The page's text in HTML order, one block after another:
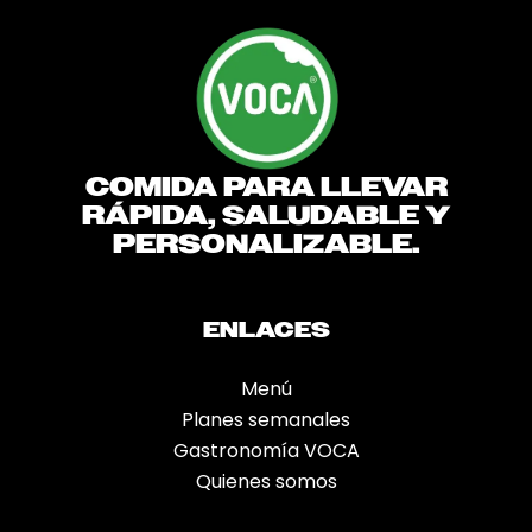
COMIDA PARA LLEVAR
RÁPIDA, SALUDABLE Y
PERSONALIZABLE.
ENLACES
Menú
Planes semanales
Gastronomía VOCA
Quienes somos